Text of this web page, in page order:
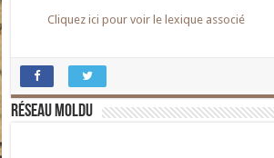
Cliquez ici pour voir le lexique associé
Réseau moldu